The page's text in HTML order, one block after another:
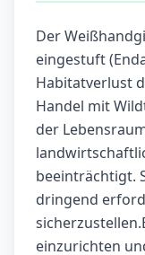
Der
eingestuft
Habitatverlust
Handel mit
der
beeinträchtigt.
dringend
einzurichten